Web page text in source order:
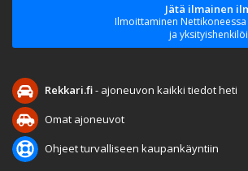
Jätä ilmainen
Ilmoittaminen
ja
Rekkari.fi- ajoneuvon kaikki tiedot heti
Omat ajoneuvot
Ohjeet turvalliseen kaupankäyntiin